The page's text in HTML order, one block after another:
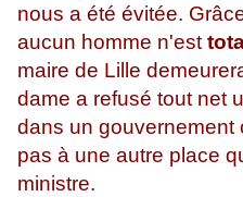
nous a été évitée.
aucun homme n'est
maire de Lille
dame a refusé tout net
dans un gouvernement
pas à une autre place
ministre.